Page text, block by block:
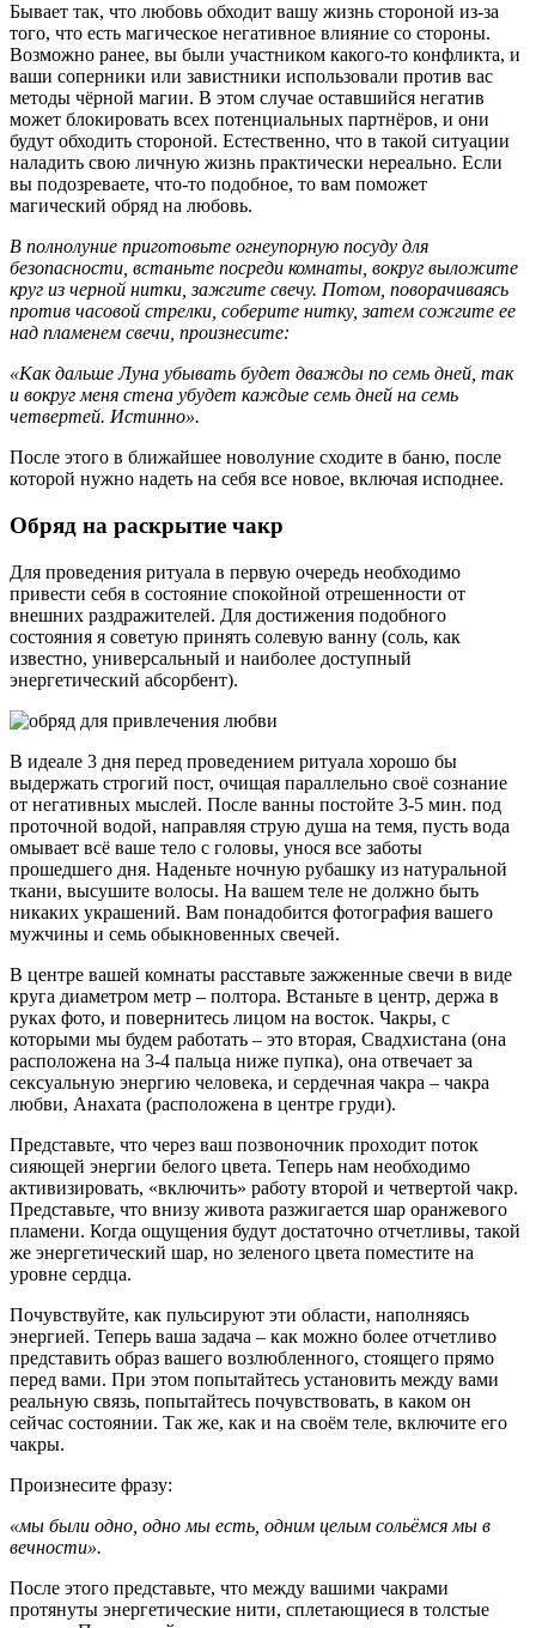
Бывает так, что любовь обходит вашу жизнь стороной из-за
того, что есть магическое негативное влияние со стороны.
Возможно ранее, вы были участником какого-то конфликта, и
ваши соперники или завистники использовали против вас
методы чёрной магии. В этом случае оставшийся негатив
может блокировать всех потенциальных партнёров, и они
будут обходить стороной. Естественно, что в такой ситуации
наладить свою личную жизнь практически нереально. Если
вы подозреваете, что-то подобное, то вам поможет
магический обряд на любовь.
В полнолуние приготовьте огнеупорную посуду для
безопасности, встаньте посреди комнаты, вокруг выложите
круг из черной нитки, зажгите свечу. Потом, поворачиваясь
против часовой стрелки, соберите нитку, затем сожгите ее
над пламенем свечи, произнесите:
«Как дальше Луна убывать будет дважды по семь дней, так
и вокруг меня стена убудет каждые семь дней на семь
четвертей. Истинно».
После этого в ближайшее новолуние сходите в баню, после
которой нужно надеть на себя все новое, включая исподнее.
Обряд на раскрытие чакр
Для проведения ритуала в первую очередь необходимо
привести себя в состояние спокойной отрешенности от
внешних раздражителей. Для достижения подобного
состояния я советую принять солевую ванну (соль, как
известно, универсальный и наиболее доступный
энергетический абсорбент).
В идеале 3 дня перед проведением ритуала хорошо бы
выдержать строгий пост, очищая параллельно своё сознание
от негативных мыслей. После ванны постойте 3-5 мин. под
проточной водой, направляя струю душа на темя, пусть вода
омывает всё ваше тело с головы, унося все заботы
прошедшего дня. Наденьте ночную рубашку из натуральной
ткани, высушите волосы. На вашем теле не должно быть
никаких украшений. Вам понадобится фотография вашего
мужчины и семь обыкновенных свечей.
В центре вашей комнаты расставьте зажженные свечи в виде
круга диаметром метр – полтора. Встаньте в центр, держа в
руках фото, и повернитесь лицом на восток. Чакры, с
которыми мы будем работать – это вторая, Свадхистана (она
расположена на 3-4 пальца ниже пупка), она отвечает за
сексуальную энергию человека, и сердечная чакра – чакра
любви, Анахата (расположена в центре груди).
Представьте, что через ваш позвоночник проходит поток
сияющей энергии белого цвета. Теперь нам необходимо
активизировать, «включить» работу второй и четвертой чакр.
Представьте, что внизу живота разжигается шар оранжевого
пламени. Когда ощущения будут достаточно отчетливы, такой
же энергетический шар, но зеленого цвета поместите на
уровне сердца.
Почувствуйте, как пульсируют эти области, наполняясь
энергией. Теперь ваша задача – как можно более отчетливо
представить образ вашего возлюбленного, стоящего прямо
перед вами. При этом попытайтесь установить между вами
реальную связь, попытайтесь почувствовать, в каком он
сейчас состоянии. Так же, как и на своём теле, включите его
чакры.
Произнесите фразу:
«мы были одно, одно мы есть, одним целым сольёмся мы в
вечности».
После этого представьте, что между вашими чакрами
протянуты энергетические нити, сплетающиеся в толстые